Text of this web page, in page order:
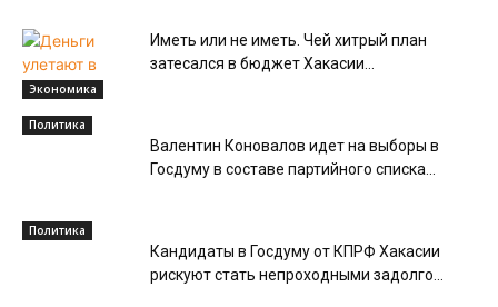
Экономика
Иметь или не иметь. Чей хитрый план
затесался в бюджет Хакасии...
Политика
Валентин Коновалов идет на выборы в
Госдуму в составе партийного списка...
Политика
Кандидаты в Госдуму от КПРФ Хакасии
рискуют стать непроходными задолго...